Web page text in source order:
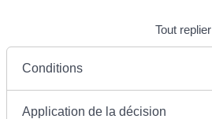
Tout replier
Conditions
Application de la décision